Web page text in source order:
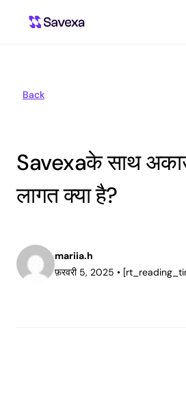
Back
Savexaके साथ
लागत क्या है?
mariia.h
फ़रवरी 5, 2025 •